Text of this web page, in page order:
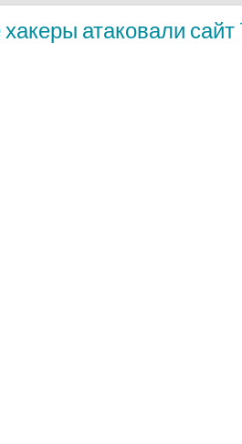
атаковали сайт